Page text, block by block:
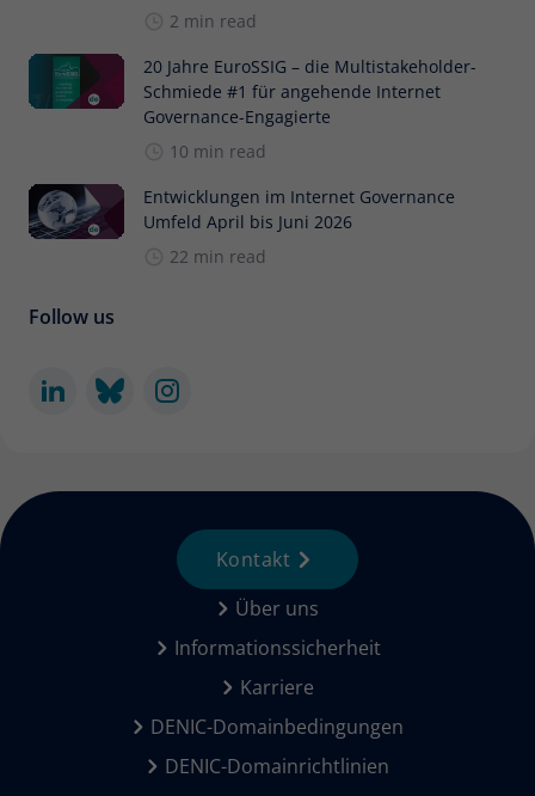
2 min read
20 Jahre EuroSSIG – die Multistakeholder-
Schmiede #1 für angehende Internet
Governance-Engagierte
10 min read
Entwicklungen im Internet Governance
Umfeld April bis Juni 2026
22 min read
Follow us
Über uns
Informationssicherheit
Karriere
DENIC-Domainbedingungen
DENIC-Domainrichtlinien
Kontakt